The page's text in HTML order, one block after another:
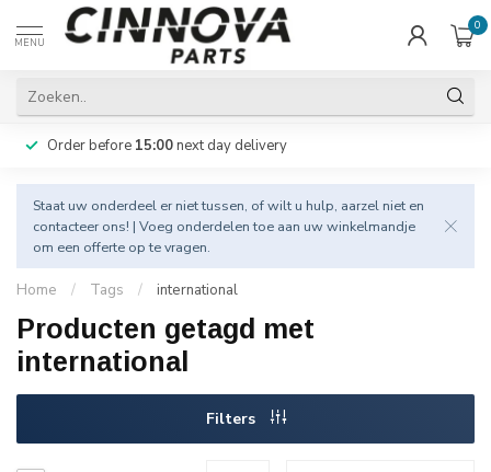
MENU
0
Order before 15:00next day delivery
Staat uw onderdeel er niet tussen, of wilt u hulp, aarzel niet en
contacteer ons! | Voeg onderdelen toe aan uw winkelmandje
om een offerte op te vragen.
Home / Tags / international
Producten getagd met
international
Filters